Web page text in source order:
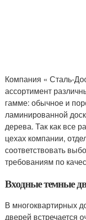
Компания « Сталь-
ассортимент
гамме: обычное и
ламинированной
дерева. Так как все
цехах компании,
соответствовать
требованиям по
Входные темные
В многоквартирных
дверей встречается